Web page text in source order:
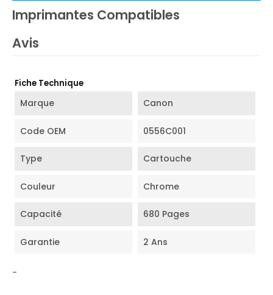
Imprimantes Compatibles
Avis
Fiche Technique
Marque Canon
Code OEM 0556C001
Type Cartouche
Couleur Chrome
Capacité 680 Pages
Garantie 2 Ans
-